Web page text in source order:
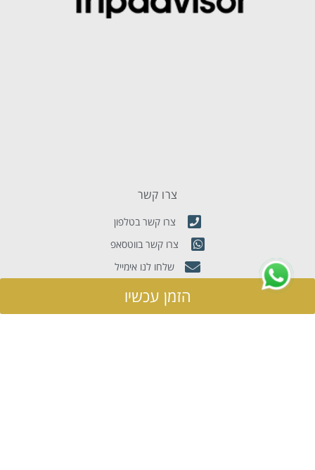
הזמן עכשיו
צרו קשר
צרו קשר בטלפון
צרו קשר בווטסאפ
שלחו לנו אימייל
נווט עם waze